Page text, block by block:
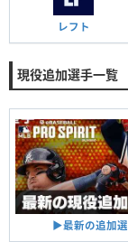
レフト
現役追加選手一覧
▶︎最新の追加